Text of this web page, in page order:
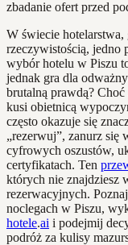
zbadanie ofert przed
W świecie hotelarstwa,
rzeczywistością, jedno
wybór hotelu w Piszu
jednak gra dla
brutalną prawdą? Choć
kusi obietnicą
często okazuje się
„rezerwuj”, zanurz się
cyfrowych oszustów,
certyfikatach. Ten
których nie znajdziesz
rezerwacyjnych.
noclegach w Piszu,
hotele.ai i podejmij
podróż za kulisy